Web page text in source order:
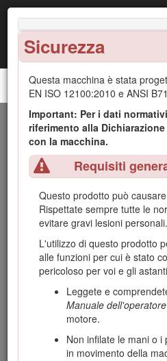
Sicurezza
Questa macchina è stata
EN ISO 12100:2010 e ANSI
Important: Per i dati
riferimento alla
con la macchina.
Requisiti
Questo prodotto può
Rispettate sempre tutte le
evitare gravi lesioni personali.
L'utilizzo di questo prodotto
alle funzioni per cui è stato
pericoloso per voi e gli
Leggete e
Manuale dell'operatore
motore.
Non infilate le mani o
in movimento della
Rullo per green
Introduzione
Questa è una macchina dotata
e rullo per green, pensata per
commerciali. È stata concepita
green, campi da tennis e altri
campi da golf, campi sportivi e
tenuti.
Leggete attentamente il
e mantenere correttamente il
danni. Voi siete responsabili del
all'insegna della sicurezza.
Visitate www.Toro.com per
suggerimenti sulla sicurezza,
informazioni sugli accessori,